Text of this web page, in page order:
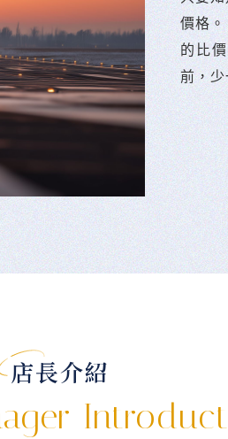
價格
的比
前，
店長介紹